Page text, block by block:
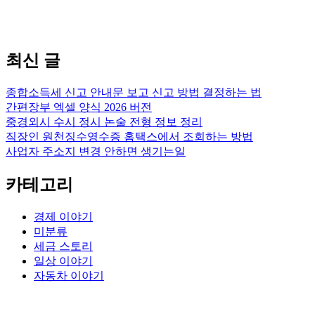
최신 글
종합소득세 신고 안내문 보고 신고 방법 결정하는 법
간편장부 엑셀 양식 2026 버전
중경외시 수시 정시 논술 전형 정보 정리
직장인 원천징수영수증 홈택스에서 조회하는 방법
사업자 주소지 변경 안하면 생기는일
카테고리
경제 이야기
미분류
세금 스토리
일상 이야기
자동차 이야기